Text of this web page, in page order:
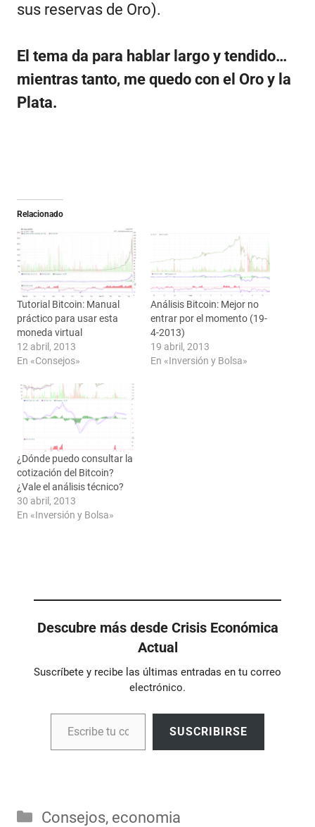
sus reservas de Oro).
El tema da para hablar largo y tendido…
mientras tanto, me quedo con el Oro y la
Plata.
Relacionado
Tutorial Bitcoin: Manual
práctico para usar esta
moneda virtual
12 abril, 2013
En «Consejos»
Análisis Bitcoin: Mejor no
entrar por el momento (19-
4-2013)
19 abril, 2013
En «Inversión y Bolsa»
¿Dónde puedo consultar la
cotización del Bitcoin?
¿Vale el análisis técnico?
30 abril, 2013
En «Inversión y Bolsa»
Descubre más desde Crisis Económica
Actual
Suscríbete y recibe las últimas entradas en tu correo
electrónico.
Escribe tu correo electrónico…
SUSCRIBIRSE
Categorías
Consejos, economia